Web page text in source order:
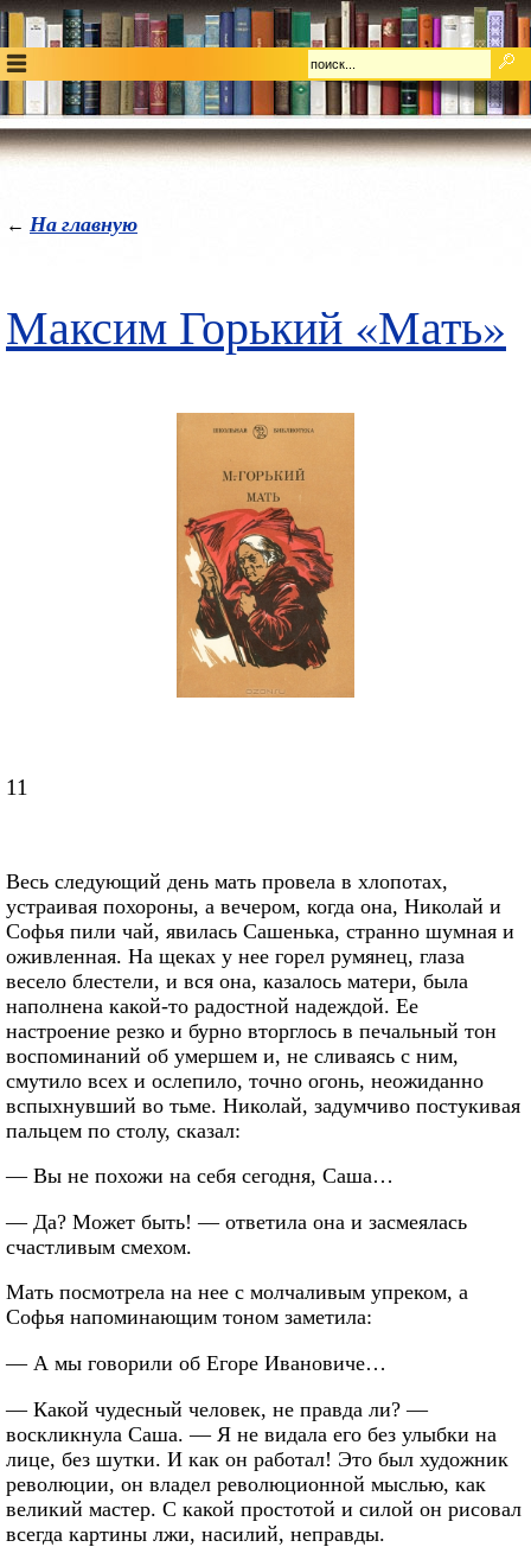
← На главную
Максим Горький «Мать»
11
Весь следующий день мать провела в хлопотах,
устраивая похороны, а вечером, когда она, Николай и
Софья пили чай, явилась Сашенька, странно шумная и
оживленная. На щеках у нее горел румянец, глаза
весело блестели, и вся она, казалось матери, была
наполнена какой-то радостной надеждой. Ее
настроение резко и бурно вторглось в печальный тон
воспоминаний об умершем и, не сливаясь с ним,
смутило всех и ослепило, точно огонь, неожиданно
вспыхнувший во тьме. Николай, задумчиво постукивая
пальцем по столу, сказал:
— Вы не похожи на себя сегодня, Саша…
— Да? Может быть! — ответила она и засмеялась
счастливым смехом.
Мать посмотрела на нее с молчаливым упреком, а
Софья напоминающим тоном заметила:
— А мы говорили об Егоре Ивановиче…
— Какой чудесный человек, не правда ли? —
воскликнула Саша. — Я не видала его без улыбки на
лице, без шутки. И как он работал! Это был художник
революции, он владел революционной мыслью, как
великий мастер. С какой простотой и силой он рисовал
всегда картины лжи, насилий, неправды.